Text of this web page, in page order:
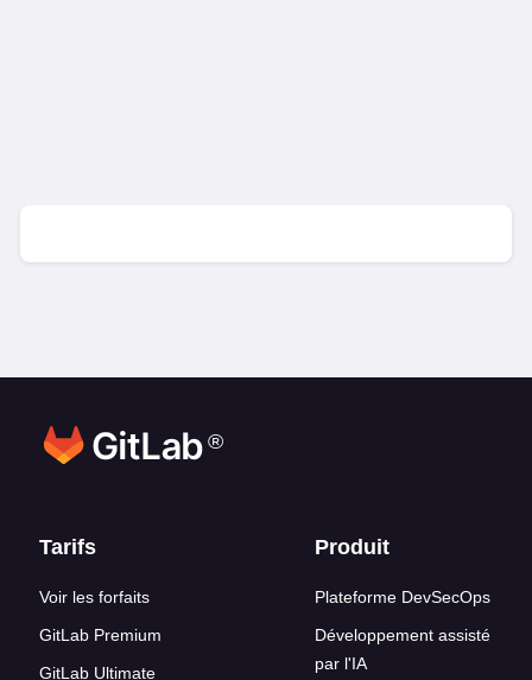
®
Liens en bas de page
Tarifs
Voir les forfaits
GitLab Premium
GitLab Ultimate
Produit
Plateforme DevSecOps
Développement assisté
par l'IA